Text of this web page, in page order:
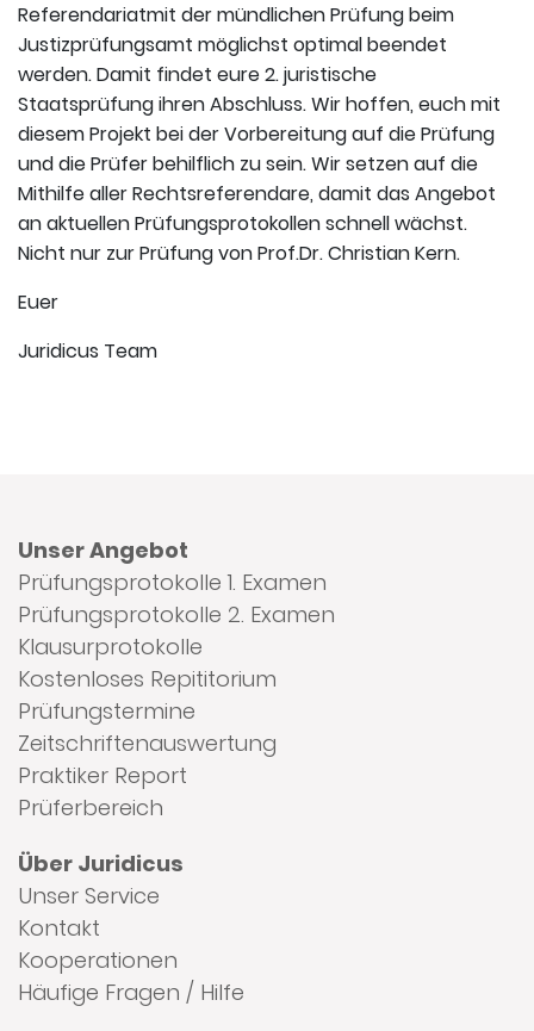
Referendariatmit der mündlichen Prüfung beim
Justizprüfungsamt möglichst optimal beendet
werden. Damit findet eure 2. juristische
Staatsprüfung ihren Abschluss. Wir hoffen, euch mit
diesem Projekt bei der Vorbereitung auf die Prüfung
und die Prüfer behilflich zu sein. Wir setzen auf die
Mithilfe aller Rechtsreferendare, damit das Angebot
an aktuellen Prüfungsprotokollen schnell wächst.
Nicht nur zur Prüfung von Prof.Dr. Christian Kern.
Euer
Juridicus Team
Unser Angebot
Prüfungsprotokolle 1. Examen
Prüfungsprotokolle 2. Examen
Klausurprotokolle
Kostenloses Repititorium
Prüfungstermine
Zeitschriftenauswertung
Praktiker Report
Prüferbereich
Über Juridicus
Unser Service
Kontakt
Kooperationen
Häufige Fragen / Hilfe